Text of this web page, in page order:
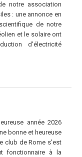
notre association
: une annonce en
de notre
et le solaire ont
dʼélectricité
année 2026
bonne et heureuse
club de Rome s’est
fonctionnaire à la